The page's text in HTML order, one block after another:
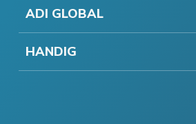
ADI GLOBAL
HANDIG